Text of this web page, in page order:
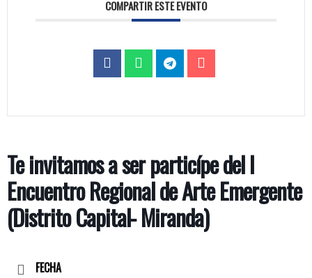
COMPARTIR ESTE EVENTO
Te invitamos a ser particípe del I
Encuentro Regional de Arte Emergente
(Distrito Capital- Miranda)
FECHA